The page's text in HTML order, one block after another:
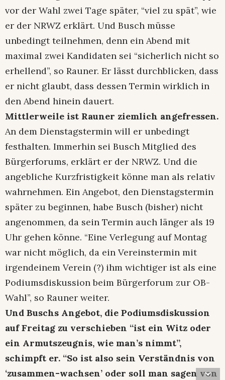
vor der Wahl zwei Tage später, “viel zu spät”, wie
er der NRWZ erklärt. Und Busch müsse
unbedingt teilnehmen, denn ein Abend mit
maximal zwei Kandidaten sei “sicherlich nicht so
erhellend”, so Rauner. Er lässt durchblicken, dass
er nicht glaubt, dass dessen Termin wirklich in
den Abend hinein dauert.
Mittlerweile ist Rauner ziemlich angefressen.
An dem Dienstagstermin will er unbedingt
festhalten. Immerhin sei Busch Mitglied des
Bürgerforums, erklärt er der NRWZ. Und die
angebliche Kurzfristigkeit könne man als relativ
wahrnehmen. Ein Angebot, den Dienstagstermin
später zu beginnen, habe Busch (bisher) nicht
angenommen, da sein Termin auch länger als 19
Uhr gehen könne. “Eine Verlegung auf Montag
war nicht möglich, da ein Vereinstermin mit
irgendeinem Verein (?) ihm wichtiger ist als eine
Podiumsdiskussion beim Bürgerforum zur OB-
Wahl”, so Rauner weiter.
Und Buschs Angebot, die Podiumsdiskussion
auf Freitag zu verschieben “ist ein Witz oder
ein Armutszeugnis, wie man’s nimmt”,
schimpft er. “So ist also sein Verständnis von
‘zusammen-wachsen’ oder soll man sagen von